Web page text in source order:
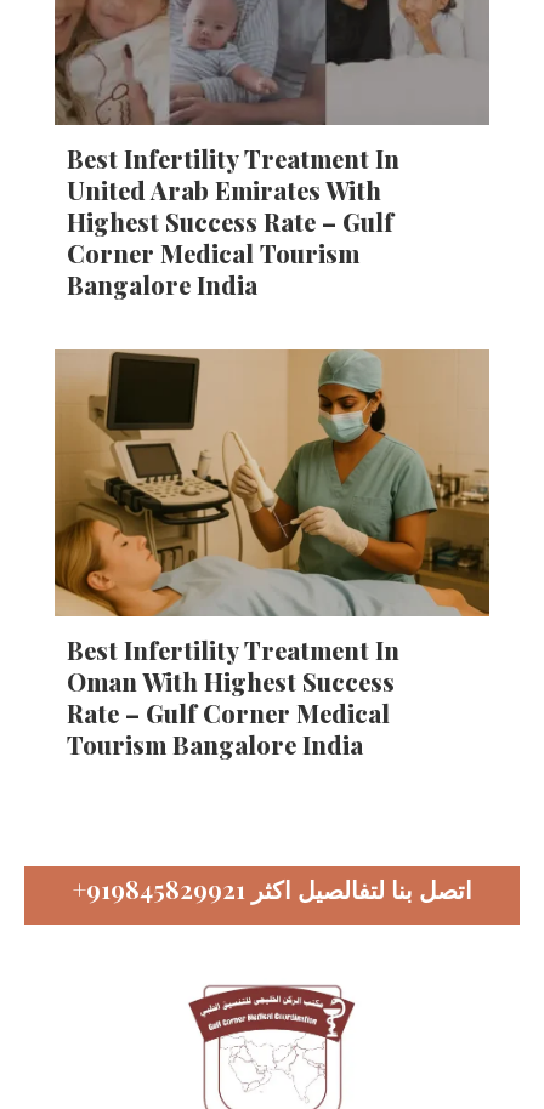
Best Infertility Treatment In
United Arab Emirates With
Highest Success Rate – Gulf
Corner Medical Tourism
Bangalore India
Best Infertility Treatment In
Oman With Highest Success
Rate – Gulf Corner Medical
Tourism Bangalore India
+919845829921 اتصل بنا لتفالصيل اكثر